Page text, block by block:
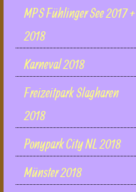
MPS Fühlinger See 2017 +
2018
Karneval 2018
Freizeitpark Slagharen
2018
Ponypark City NL 2018
Münster 2018